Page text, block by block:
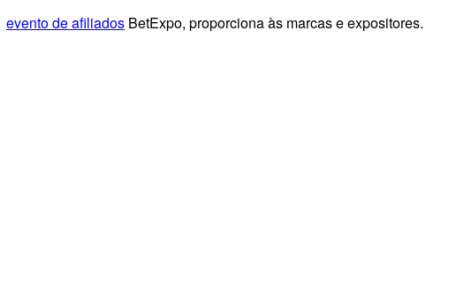
evento de afiliados BetExpo, proporciona às marcas e expositores.